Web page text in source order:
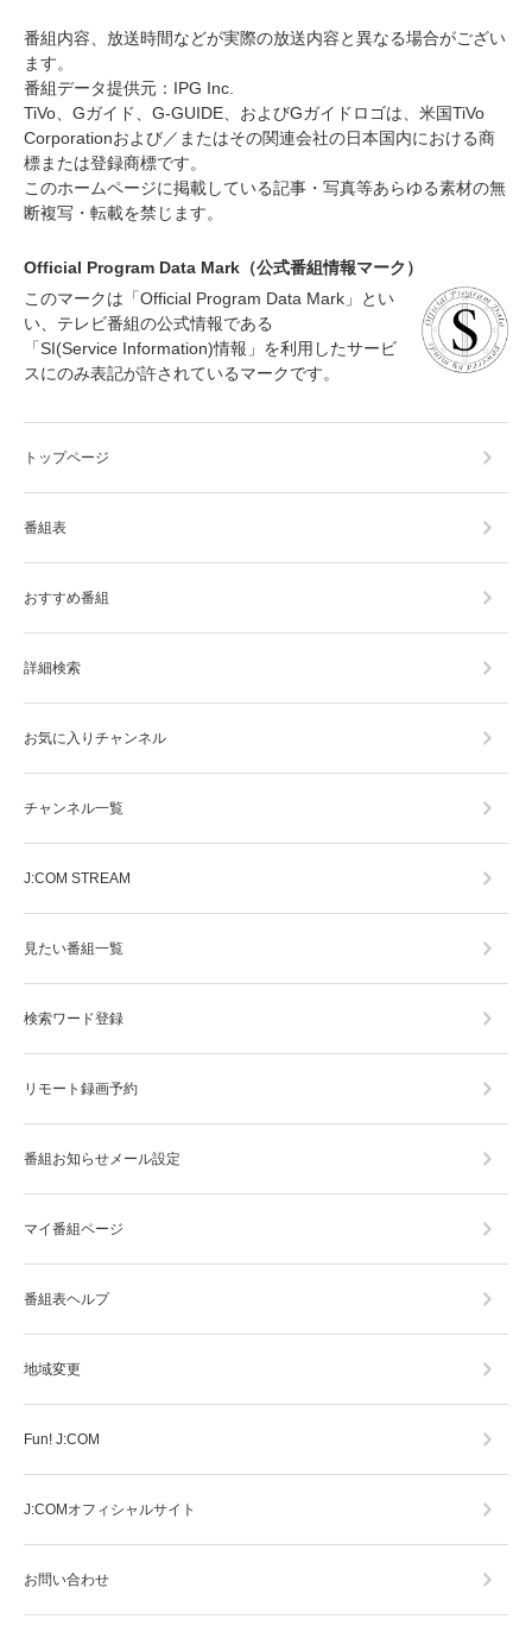
番組内容、放送時間などが実際の放送内容と異なる場合がござい
ます。
番組データ提供元：IPG Inc.
TiVo、Gガイド、G-GUIDE、およびGガイドロゴは、米国TiVo
Corporationおよび／またはその関連会社の日本国内における商
標または登録商標です。
このホームページに掲載している記事・写真等あらゆる素材の無
断複写・転載を禁じます。
Official Program Data Mark（公式番組情報マーク）
このマークは「Official Program Data Mark」とい
い、テレビ番組の公式情報である
「SI(Service Information)情報」を利用したサービ
スにのみ表記が許されているマークです。
トップページ
番組表
おすすめ番組
詳細検索
お気に入りチャンネル
チャンネル一覧
J:COM STREAM
見たい番組一覧
検索ワード登録
リモート録画予約
番組お知らせメール設定
マイ番組ページ
番組表ヘルプ
地域変更
Fun! J:COM
J:COMオフィシャルサイト
お問い合わせ